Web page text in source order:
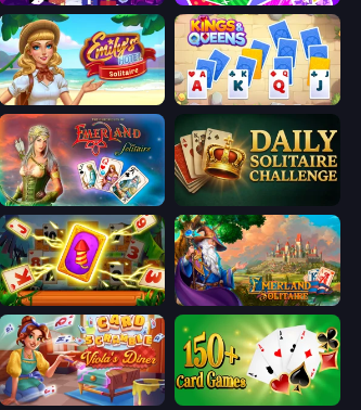
Emily's Hotel Solitaire Kings and Queens Solitaire TriPeaks
Emerland Solitaire Endless Journey
Solitaire: The Great Journey Emerland Solitaire Card Game
Card Scramble: Viola's Diner